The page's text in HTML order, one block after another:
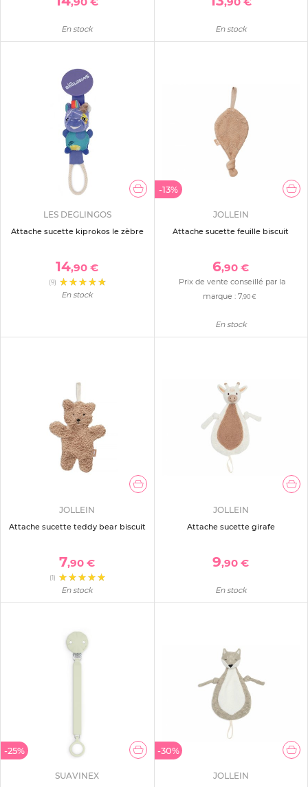
En stock En stock
LES DEGLINGOS
Attache sucette kiprokos le zèbre
14,90 €
(9)
En stock
-13%
JOLLEIN
Attache sucette feuille biscuit
6,90 €
Prix de vente conseillé par la
marque : 7,90 €
En stock
JOLLEIN
Attache sucette teddy bear biscuit
7,90 €
(1)
En stock
JOLLEIN
Attache sucette girafe
9,90 €
En stock
-25%
SUAVINEX
-30%
JOLLEIN